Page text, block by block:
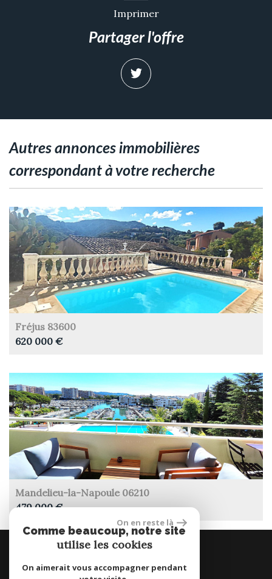
Imprimer
partager l'offre
autres annonces immobilières
correspondant à votre recherche
Fréjus 83600
620 000 €
Mandelieu-la-Napoule 06210
479 000 €
SE CONNECTER
On en reste là
Comme beaucoup, notre site
utilise les cookies
On aimerait vous accompagner pendant